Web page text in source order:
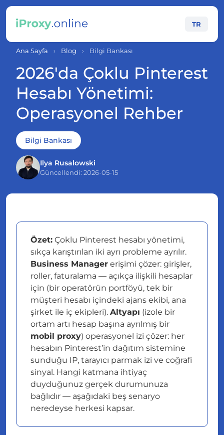
TR
Ana Sayfa › Blog › Bilgi Bankası
2026'da Çoklu Pinterest
Hesabı Yönetimi:
Operasyonel Rehber
Bilgi Bankası
Ilya Rusalowski
Güncellendi: 2026-05-15
Özet: Çoklu Pinterest hesabı yönetimi,
sıkça karıştırılan iki ayrı probleme ayrılır.
Business Manager erişimi çözer: girişler,
roller, faturalama — açıkça ilişkili hesaplar
için (bir operatörün portföyü, tek bir
müşteri hesabı içindeki ajans ekibi, ana
şirket ile iç ekipleri). Altyapı (izole bir
ortam artı hesap başına ayrılmış bir
mobil proxy) operasyonel izi çözer: her
hesabın Pinterest’in dağıtım sistemine
sunduğu IP, tarayıcı parmak izi ve coğrafi
sinyal. Hangi katmana ihtiyaç
duyduğunuz gerçek durumunuza
bağlıdır — aşağıdaki beş senaryo
neredeyse herkesi kapsar.